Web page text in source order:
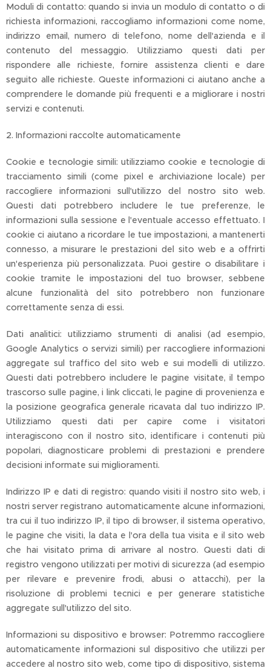
Moduli di contatto: quando si invia un modulo di contatto o di
richiesta informazioni, raccogliamo informazioni come nome,
indirizzo email, numero di telefono, nome dell'azienda e il
contenuto del messaggio. Utilizziamo questi dati per
rispondere alle richieste, fornire assistenza clienti e dare
seguito alle richieste. Queste informazioni ci aiutano anche a
comprendere le domande più frequenti e a migliorare i nostri
servizi e contenuti.
2. Informazioni raccolte automaticamente
Cookie e tecnologie simili: utilizziamo cookie e tecnologie di
tracciamento simili (come pixel e archiviazione locale) per
raccogliere informazioni sull'utilizzo del nostro sito web.
Questi dati potrebbero includere le tue preferenze, le
informazioni sulla sessione e l'eventuale accesso effettuato. I
cookie ci aiutano a ricordare le tue impostazioni, a mantenerti
connesso, a misurare le prestazioni del sito web e a offrirti
un'esperienza più personalizzata. Puoi gestire o disabilitare i
cookie tramite le impostazioni del tuo browser, sebbene
alcune funzionalità del sito potrebbero non funzionare
correttamente senza di essi.
Dati analitici: utilizziamo strumenti di analisi (ad esempio,
Google Analytics o servizi simili) per raccogliere informazioni
aggregate sul traffico del sito web e sui modelli di utilizzo.
Questi dati potrebbero includere le pagine visitate, il tempo
trascorso sulle pagine, i link cliccati, le pagine di provenienza e
la posizione geografica generale ricavata dal tuo indirizzo IP.
Utilizziamo questi dati per capire come i visitatori
interagiscono con il nostro sito, identificare i contenuti più
popolari, diagnosticare problemi di prestazioni e prendere
decisioni informate sui miglioramenti.
Indirizzo IP e dati di registro: quando visiti il ​​nostro sito web, i
nostri server registrano automaticamente alcune informazioni,
tra cui il tuo indirizzo IP, il tipo di browser, il sistema operativo,
le pagine che visiti, la data e l'ora della tua visita e il sito web
che hai visitato prima di arrivare al nostro. Questi dati di
registro vengono utilizzati per motivi di sicurezza (ad esempio
per rilevare e prevenire frodi, abusi o attacchi), per la
risoluzione di problemi tecnici e per generare statistiche
aggregate sull'utilizzo del sito.
Informazioni su dispositivo e browser: Potremmo raccogliere
automaticamente informazioni sul dispositivo che utilizzi per
accedere al nostro sito web, come tipo di dispositivo, sistema